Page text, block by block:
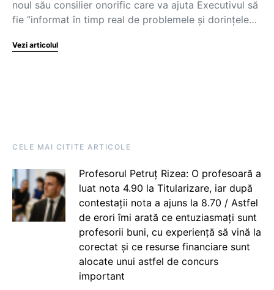
noul său consilier onorific care va ajuta Executivul să
fie ”informat în timp real de problemele și dorințele…
Vezi articolul
CELE MAI CITITE ARTICOLE
Profesorul Petruț Rizea: O profesoară a
luat nota 4.90 la Titularizare, iar după
contestații nota a ajuns la 8.70 / Astfel
de erori îmi arată ce entuziasmați sunt
profesorii buni, cu experiență să vină la
corectat și ce resurse financiare sunt
alocate unui astfel de concurs
important